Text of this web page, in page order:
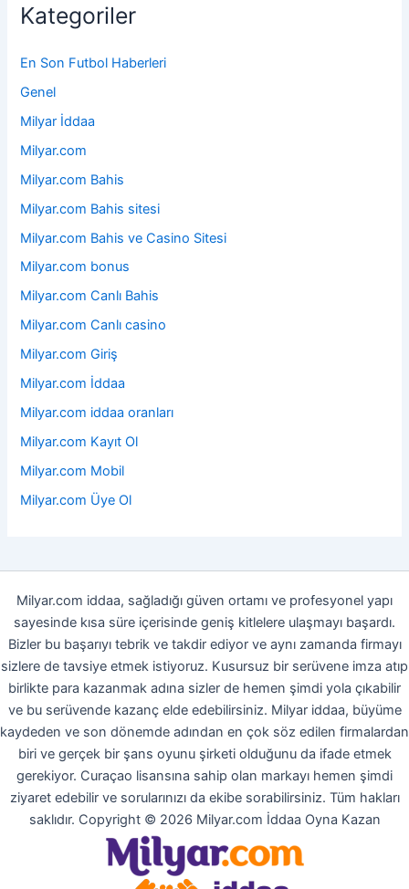
Kategoriler
En Son Futbol Haberleri
Genel
Milyar İddaa
Milyar.com
Milyar.com Bahis
Milyar.com Bahis sitesi
Milyar.com Bahis ve Casino Sitesi
Milyar.com bonus
Milyar.com Canlı Bahis
Milyar.com Canlı casino
Milyar.com Giriş
Milyar.com İddaa
Milyar.com iddaa oranları
Milyar.com Kayıt Ol
Milyar.com Mobil
Milyar.com Üye Ol
Milyar.com iddaa, sağladığı güven ortamı ve profesyonel yapı
sayesinde kısa süre içerisinde geniş kitlelere ulaşmayı başardı.
Bizler bu başarıyı tebrik ve takdir ediyor ve aynı zamanda firmayı
sizlere de tavsiye etmek istiyoruz. Kusursuz bir serüvene imza atıp
birlikte para kazanmak adına sizler de hemen şimdi yola çıkabilir
ve bu serüvende kazanç elde edebilirsiniz. Milyar iddaa, büyüme
kaydeden ve son dönemde adından en çok söz edilen firmalardan
biri ve gerçek bir şans oyunu şirketi olduğunu da ifade etmek
gerekiyor. Curaçao lisansına sahip olan markayı hemen şimdi
ziyaret edebilir ve sorularınızı da ekibe sorabilirsiniz. Tüm hakları
saklıdır. Copyright © 2026 Milyar.com İddaa Oyna Kazan